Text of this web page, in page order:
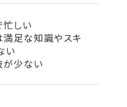
忙しい
満足な知識やスキ
い
が少ない